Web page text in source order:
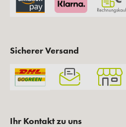
Sicherer Versand
Ihr Kontakt zu uns